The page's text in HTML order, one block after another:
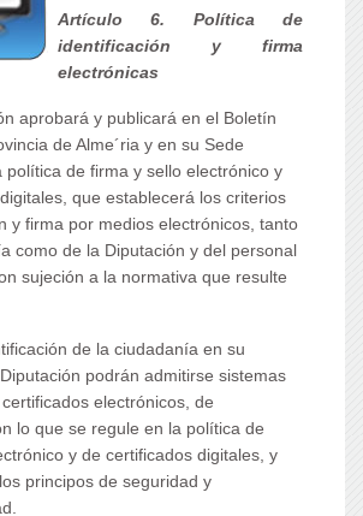
Artículo 6. Política de
identificación y firma
electrónicas
aprobará y publicará en el Boletín
de Alme´ria y en su Sede
política de firma y sello electrónico y
que establecerá los criterios
y firma por medios electrónicos, tanto
como de la Diputación y del personal
sujeción a la normativa que resulte
de la ciudadanía en su
podrán admitirse sistemas
electrónicos, de
lo que se regule en la política de
y de certificados digitales, y
principos de seguridad y